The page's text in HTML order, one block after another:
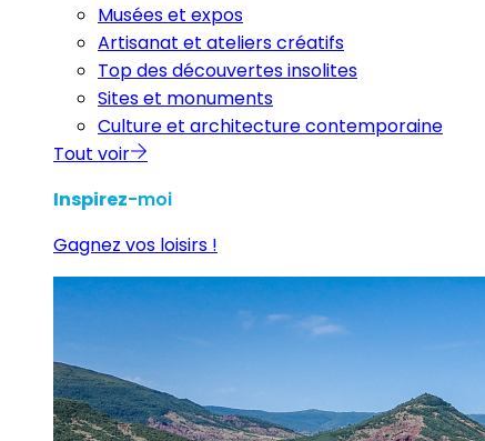
Musées et expos
Artisanat et ateliers créatifs
Top des découvertes insolites
Sites et monuments
Culture et architecture contemporaine
Tout voir
Inspirez-moi
Gagnez vos loisirs !